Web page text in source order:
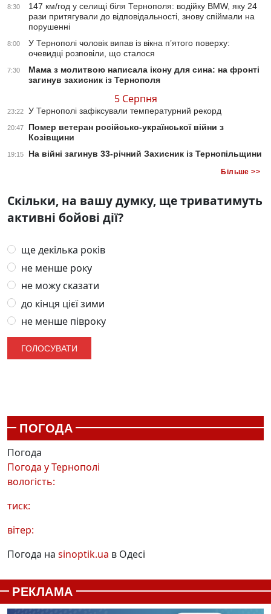
8:30
147 км/год у селищі біля Тернополя: водійку BMW, яку 24
рази притягували до відповідальності, знову спіймали на
порушенні
8:00
У Тернополі чоловік випав із вікна п’ятого поверху:
очевидці розповіли, що сталося
7:30
Мама з молитвою написала ікону для сина: на фронті
загинув захисник із Тернополя
5 Серпня
23:22 У Тернополі зафіксували температурний рекорд
20:47
Помер ветеран російсько-української війни з
Козівщини
19:15 На війні загинув 33-річний Захисник із Тернопільщини
Більше >>
Скільки, на вашу думку, ще триватимуть
активні бойові дії?
ще декілька років
не менше року
не можу сказати
до кінця цієї зими
не менше півроку
ПОГОДА
Погода
Погода уТернополі
вологість:
тиск:
вітер:
Погода на sinoptik.ua в Одесі
РЕКЛАМА